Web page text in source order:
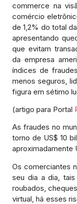
commerce na
comércio
de 1,2% do total
apresentando
que evitam
da empresa
índices de
menos seguros,
figura em sétimo
(artigo para Portal
As fraudes no
torno de US$ 10
aproximadamente
Os comerciantes
seu dia a dia,
roubados,
virtual, há esses